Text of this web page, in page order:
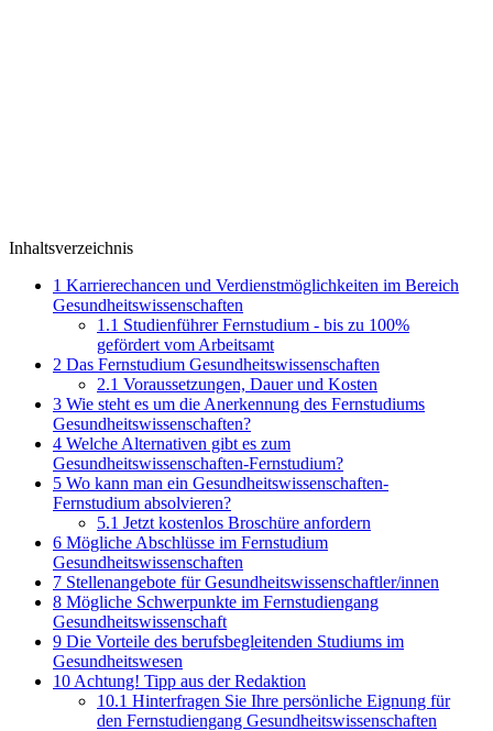
Inhaltsverzeichnis
1 Karrierechancen und Verdienstmöglichkeiten im Bereich
Gesundheitswissenschaften
1.1 Studienführer Fernstudium - bis zu 100%
gefördert vom Arbeitsamt
2 Das Fernstudium Gesundheitswissenschaften
2.1 Voraussetzungen, Dauer und Kosten
3 Wie steht es um die Anerkennung des Fernstudiums
Gesundheitswissenschaften?
4 Welche Alternativen gibt es zum
Gesundheitswissenschaften-Fernstudium?
5 Wo kann man ein Gesundheitswissenschaften-
Fernstudium absolvieren?
5.1 Jetzt kostenlos Broschüre anfordern
6 Mögliche Abschlüsse im Fernstudium
Gesundheitswissenschaften
7 Stellenangebote für Gesundheitswissenschaftler/innen
8 Mögliche Schwerpunkte im Fernstudiengang
Gesundheitswissenschaft
9 Die Vorteile des berufsbegleitenden Studiums im
Gesundheitswesen
10 Achtung! Tipp aus der Redaktion
10.1 Hinterfragen Sie Ihre persönliche Eignung für
den Fernstudiengang Gesundheitswissenschaften